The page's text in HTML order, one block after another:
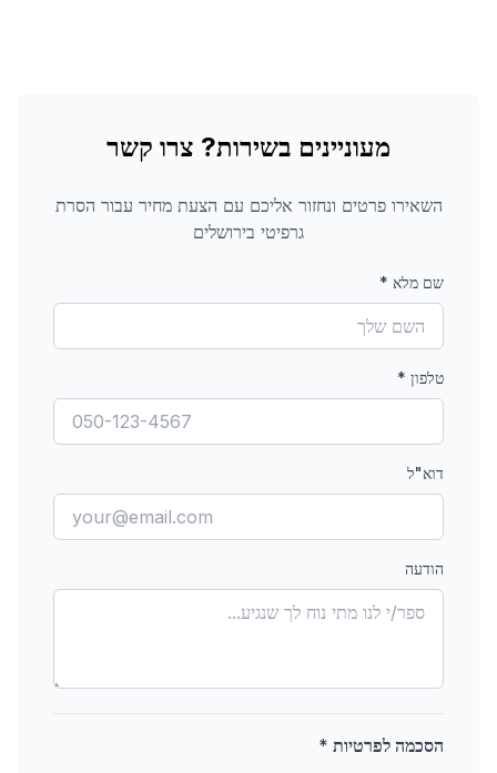
מעוניינים בשירות? צרו קשר
השאירו פרטים ונחזור אליכם עם הצעת מחיר עבור הסרת
גרפיטי בירושלים
שם מלא *
טלפון *
דוא"ל
הודעה
הסכמה לפרטיות *